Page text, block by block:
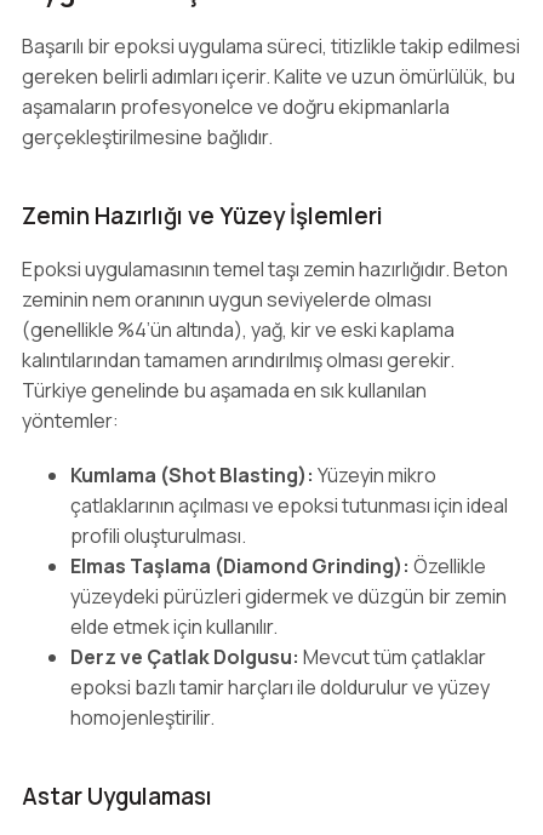
Başarılı bir epoksi uygulama süreci, titizlikle takip edilmesi
gereken belirli adımları içerir. Kalite ve uzun ömürlülük, bu
aşamaların profesyonelce ve doğru ekipmanlarla
gerçekleştirilmesine bağlıdır.
Zemin Hazırlığı ve Yüzey İşlemleri
Epoksi uygulamasının temel taşı zemin hazırlığıdır. Beton
zeminin nem oranının uygun seviyelerde olması
(genellikle %4’ün altında), yağ, kir ve eski kaplama
kalıntılarından tamamen arındırılmış olması gerekir.
Türkiye genelinde bu aşamada en sık kullanılan
yöntemler:
Kumlama (Shot Blasting): Yüzeyin mikro
çatlaklarının açılması ve epoksi tutunması için ideal
profili oluşturulması.
Elmas Taşlama (Diamond Grinding): Özellikle
yüzeydeki pürüzleri gidermek ve düzgün bir zemin
elde etmek için kullanılır.
Derz ve Çatlak Dolgusu: Mevcut tüm çatlaklar
epoksi bazlı tamir harçları ile doldurulur ve yüzey
homojenleştirilir.
Astar Uygulaması